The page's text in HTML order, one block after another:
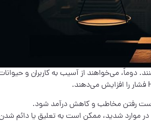
دوماً، می‌خواهند از آسیب به کاربران و
رفتن مخاطب و کاهش درآمد شود.
موارد شدید، ممکن است به تعلیق یا دائم